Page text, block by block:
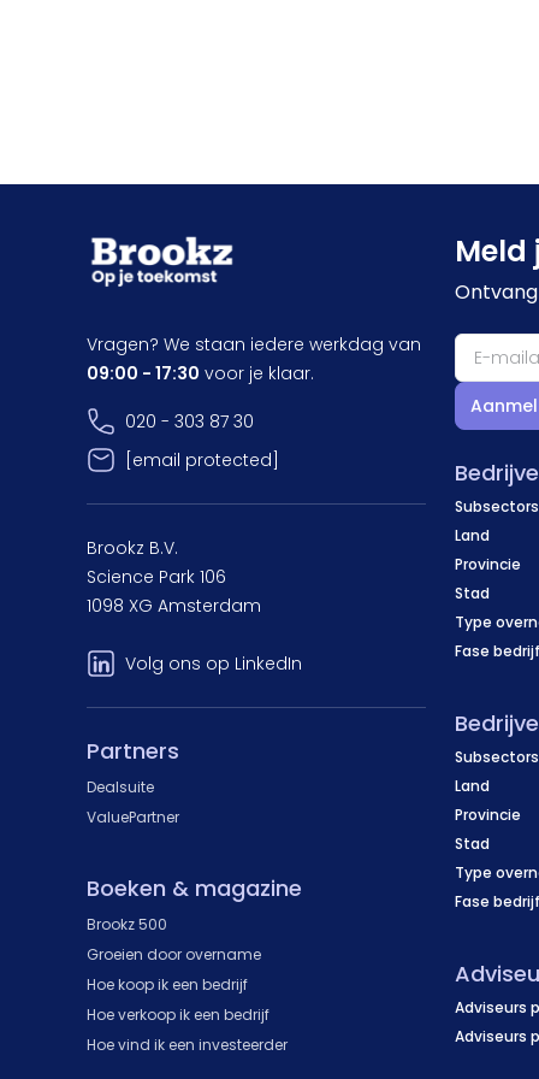
Meld
Subsectors
Land
Provincie
Stad
Type
Fase bedrijf
Subsectors
Land
Provincie
Stad
Type
Fase bedrijf
Adviseurs
Adviseurs
Vragen? We staan iedere werkdag van
09:00 - 17:30 voor je klaar.
020 - 303 87 30
[email protected]
Brookz B.V.
Science Park 106
1098 XG Amsterdam
Volg ons op LinkedIn
Partners
Dealsuite
ValuePartner
Boeken & magazine
Brookz 500
Groeien door overname
Hoe koop ik een bedrijf
Hoe verkoop ik een bedrijf
Hoe vind ik een investeerder